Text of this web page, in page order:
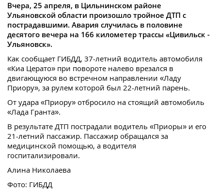
Вчера, 25 апреля, в Цильнинском районе
Ульяновской области произошло тройное ДТП с
пострадавшими. Авария случилась в половине
десятого вечера на 166 километер трассы «Цивильск -
Ульяновск».
Как сообщает ГИБДД, 37-летний водитель автомобиля
«Киа Церато» при повороте налево врезался в
двигающуюся во встречном направлении «Ладу
Приору», за рулем которой был 22-летний парень.
От удара «Приору» отбросило на стоящий автомобиль
«Лада Гранта».
В результате ДТП пострадали водитель «Приоры» и его
21-летний пассажир. Пассажир обращался за
медицинской помощью, а водителя
госпитализировали.
Алина Николаева
Фото: ГИБДД